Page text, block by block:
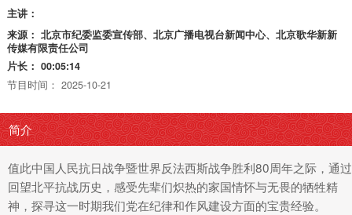
主讲：
来源： 北京市纪委监委宣传部、北京广播电视台新闻中心、北京歌华新新
传媒有限责任公司
片长： 00:05:14
节目时间： 2025-10-21
简介
值此中国人民抗日战争暨世界反法西斯战争胜利80周年之际，通过
回望北平抗战历史，感受先辈们炽热的家国情怀与无畏的牺牲精
神，探寻这一时期我们党在纪律和作风建设方面的宝贵经验。